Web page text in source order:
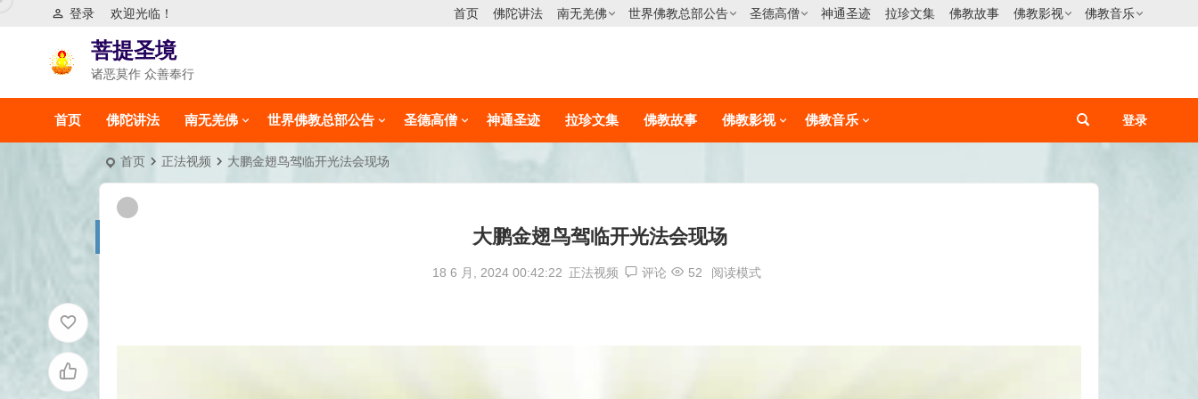
欢迎光临！
登录 首页 佛陀讲法 南无羌佛 世界佛教总部公告 圣德高僧 神通圣迹 拉珍文集 佛教故事 佛教影视 佛教音乐
菩提圣境
诸恶莫作 众善奉行
首页 佛陀讲法 南无羌佛 世界佛教总部公告 圣德高僧 神通圣迹 拉珍文集 佛教故事 佛教影视 佛教音乐 登录
首页 正法视频 大鹏金翅鸟驾临开光法会现场
大鹏金翅鸟驾临开光法会现场
18 6 月, 2024 00:42:22 正法视频 评论 52 阅读模式